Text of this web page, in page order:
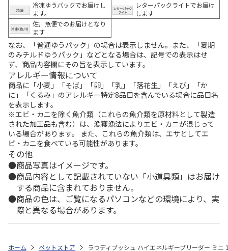
冷凍ゆうパックでお届けし
ます。
レターパックライトでお届け
します
佐川急便でのお届けとなり
ます
なお、「普通ゆうパック」の場合は表示しません。また、「夏期
のみチルドゆうパック」などとなる場合は、記号での表示はせ
ず、商品内容欄にその旨を表示しています。
アレルギー情報について
商品に「小麦」「そば」「卵」「乳」「落花生」「えび」「か
に」「くるみ」のアレルギー特定8品目を含んでいる場合に品目名
を表示します。
※エビ・カニを除く魚介類（これらの魚介類を原材料として製造
された加工品も含む）は、漁獲漁法によりエビ・カニが混じって
いる場合があります。 また、これらの魚介類は、エサとしてエ
ビ・カニを食べている可能性があります。
その他
商品写真はイメージです。
商品内容として記載されていない「小道具類」はお届け
する商品に含まれておりません。
商品の色は、ご覧になるパソコンなどの環境により、実
際と異なる場合があります。
ホーム ペットストア ラウディブッシュ ハイエネルギーブリーダー ミニ